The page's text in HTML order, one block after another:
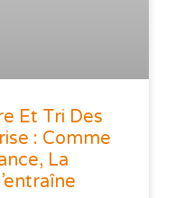
Et Tri Des
: Comme
La